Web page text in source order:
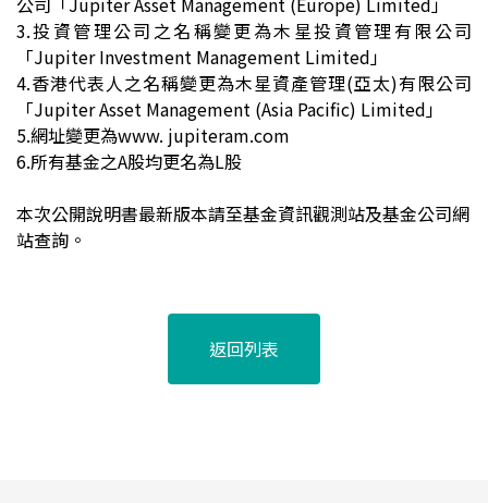
3.投資管理公司之名稱變更為木星投資管理有限公司
「Jupiter Investment Management Limited」
4.香港代表人之名稱變更為木星資產管理(亞太)有限公司
「Jupiter Asset Management (Asia Pacific) Limited」
5.網址變更為www. jupiteram.com
6.所有基金之A股均更名為L股
本次公開說明書最新版本請至基金資訊觀測站及基金公司網
站查詢。
返回列表